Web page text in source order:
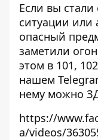
Если вы
ситуации или
опасный
заметили
этом в 101,
нашем
нему можно
https://
a/videos/